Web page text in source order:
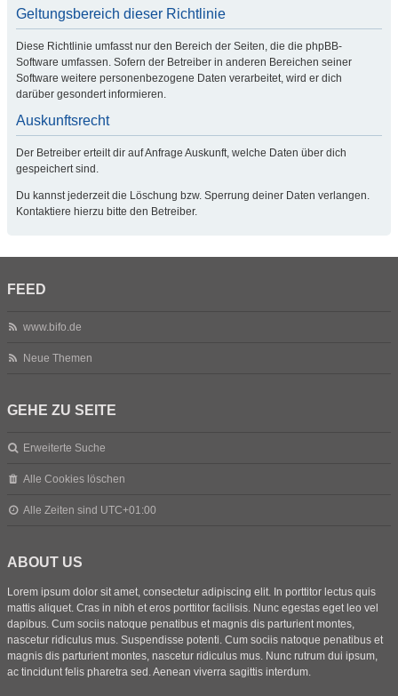
Geltungsbereich dieser Richtlinie
Diese Richtlinie umfasst nur den Bereich der Seiten, die die phpBB-
Software umfassen. Sofern der Betreiber in anderen Bereichen seiner
Software weitere personenbezogene Daten verarbeitet, wird er dich
darüber gesondert informieren.
Auskunftsrecht
Der Betreiber erteilt dir auf Anfrage Auskunft, welche Daten über dich
gespeichert sind.
Du kannst jederzeit die Löschung bzw. Sperrung deiner Daten verlangen.
Kontaktiere hierzu bitte den Betreiber.
FEED
www.bifo.de
Neue Themen
GEHE ZU SEITE
Erweiterte Suche
Alle Cookies löschen
Alle Zeiten sind UTC+01:00
ABOUT US
Lorem ipsum dolor sit amet, consectetur adipiscing elit. In porttitor lectus quis
mattis aliquet. Cras in nibh et eros porttitor facilisis. Nunc egestas eget leo vel
dapibus. Cum sociis natoque penatibus et magnis dis parturient montes,
nascetur ridiculus mus. Suspendisse potenti. Cum sociis natoque penatibus et
magnis dis parturient montes, nascetur ridiculus mus. Nunc rutrum dui ipsum,
ac tincidunt felis pharetra sed. Aenean viverra sagittis interdum.